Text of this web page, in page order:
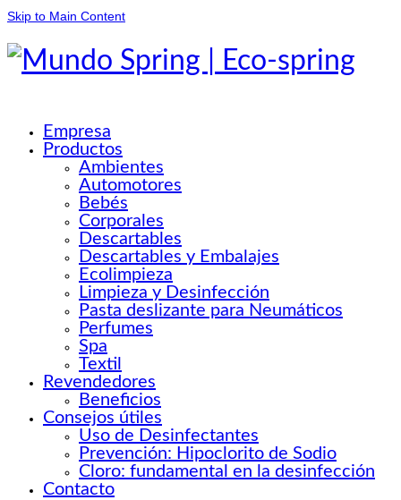
Skip to Main Content
Empresa
Productos
Ambientes
Automotores
Bebés
Corporales
Descartables
Descartables y Embalajes
Ecolimpieza
Limpieza y Desinfección
Pasta deslizante para Neumáticos
Perfumes
Spa
Textil
Revendedores
Beneficios
Consejos útiles
Uso de Desinfectantes
Prevención: Hipoclorito de Sodio
Cloro: fundamental en la desinfección
Contacto